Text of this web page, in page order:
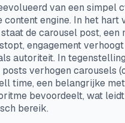
van een simpel
content engine. In het hart
de carousel post,
engagement
autoriteit. In
verhogen carousels
time, een belangrijke
bevoordeelt, wat
bereik.